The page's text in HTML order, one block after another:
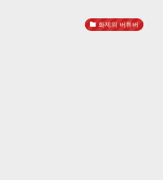
화제의 버튜버